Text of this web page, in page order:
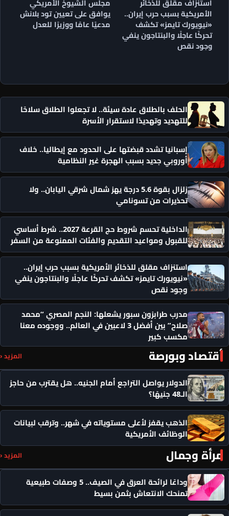
استنزاف مقلق للذخائر
الأمريكية بسبب حرب إيران..
«نيويورك تايمز» تكشف
تحركًا عاجلًا والبنتاجون ينفي
وجود نقص
مجلس الشيوخ الأمريكي
يوافق على تعيين تود بلانش
مدعيًا عامًا ووزيرًا للعدل
الحلف بالطلاق عادة سيئة.. لا تجعلوا الطلاق سلاحًا
للتهديد وتهديدًا لاستقرار الأسرة
إسبانيا تشدد قبضتها على الحدود مع إيطاليا.. خلاف
أوروبي جديد بسبب الهجرة غير النظامية
زلزال بقوة 5.6 درجة يهز شمال شرقي اليابان.. ولا
تحذيرات من تسونامي
الداخلية تحسم شروط حج القرعة 2027.. شرط أساسي
للقبول ومواعيد التقديم والفئات الممنوعة من السفر
استنزاف مقلق للذخائر الأمريكية بسبب حرب إيران..
«نيويورك تايمز» تكشف تحركًا عاجلًا والبنتاجون ينفي
وجود نقص
مدرب طرابزون سبور يشعلها: النجم المصري “محمد
صلاح” بين أفضل 3 لاعبين في العالم.. ووجوده معنا
مكسب كبير
أقتصاد وبورصة المزيد ‹
الدولار يواصل التراجع أمام الجنيه.. هل يقترب من حاجز
الـ48 جنيهًا؟
الذهب يقفز لأعلى مستوياته في شهر.. وترقب لبيانات
الوظائف الأمريكية
مرأة وجمال المزيد ‹
وداعًا لرائحة العرق في الصيف.. 5 وصفات طبيعية
تمنحك الانتعاش بثمن بسيط